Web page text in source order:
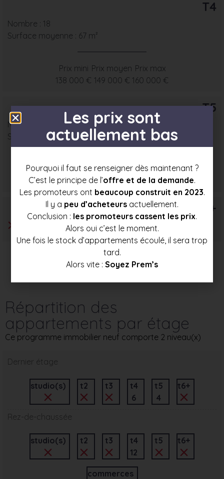
T4
Nombre : 18
Surface moyenne : 67 m²
Prix mini
138 000 €
Prix moyen
149 000 €
Prix max
160 000 €
T5
Nombre : 4
Surface moyenne : 78 m²
Prix mini
155 500 €
Prix moyen
165 000 €
Prix max
174 500 €
T6+
Répartition des
appartements par étage
Ce programme immobilier neuf comporte 2 niveau(x)
Dernier étage
studio(s) t2 t3
t4
6
t5
4
t6+
Rez-de-chaussée
studio(s) t2 t3
t4
12
t5 t6+
commerces
Les prix sont
actuellement bas
Pourquoi il faut se renseigner dès maintenant ?
C’est le principe de l’offre et de la demande.
Les promoteurs ont beaucoup construit en 2023.
Il y a peu d’acheteurs actuellement.
Conclusion : les promoteurs cassent les prix.
Alors oui c’est le moment.
Une fois le stock d’appartements écoulé, il sera trop
tard.
Alors vite : Soyez Prem’s